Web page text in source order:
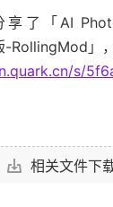
了「AI
-RollingMod」
s/
相关文件下